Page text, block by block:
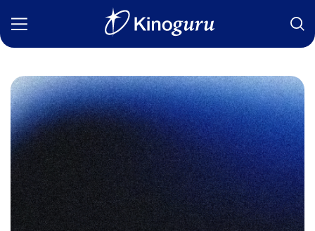
Фильмы
Статьи
Сериалы
Новости
Подборки